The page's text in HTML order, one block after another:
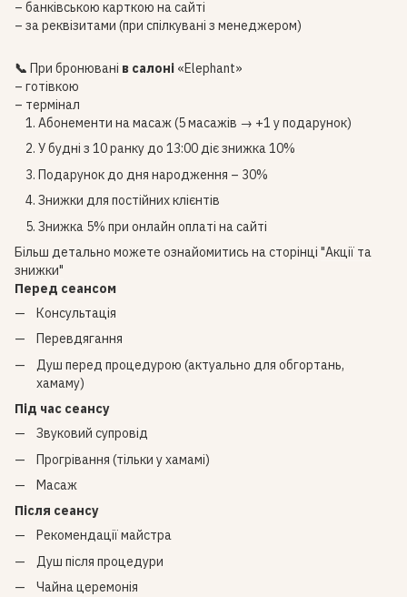
– банківською карткою на сайті
– за реквізитами (при спілкувані з менеджером)
📞 При бронювані в салоні «Elephant»
– готівкою
– термінал
Абонементи на масаж (5 масажів → +1 у подарунок)
У будні з 10 ранку до 13:00 діє знижка 10%
Подарунок до дня народження – 30%
Знижки для постійних клієнтів
Знижка 5% при онлайн оплаті на сайті
Більш детально можете ознайомитись на сторінці "Акції та
знижки"
Перед сеансом
Консультація
Перевдягання
Душ перед процедурою (актуально для обгортань,
хамаму)
Під час сеансу
Звуковий супровід
Прогрівання (тільки у хамамі)
Масаж
Після сеансу
Рекомендації майстра
Душ після процедури
Чайна церемонія